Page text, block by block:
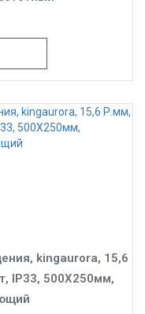
kingaurora, 15,6
IP33, 500X250мм,